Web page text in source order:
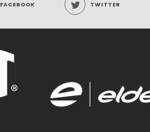
FACEBOOK TWITTER